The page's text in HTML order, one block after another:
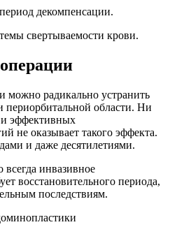
декомпенсации.
свертываемости крови.
радикально устранить
периорбитальной области. Ни
эффективных
не оказывает такого эффекта.
и даже десятилетиями.
инвазивное
восстановительного периода,
последствиям.